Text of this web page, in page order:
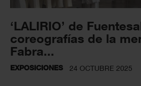
‘LALIRIO’ de
coreografías de la
Fabra...
EXPOSICIONES 24 OCTUBRE 2025